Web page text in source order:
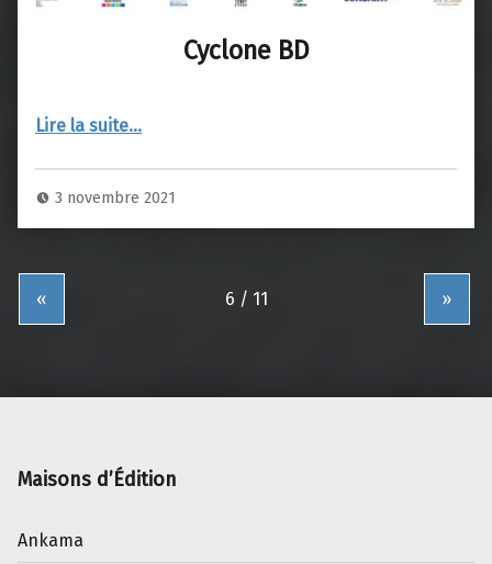
Cyclone BD
Lire la suite…
3 novembre 2021
« »
Maisons d’Édition
Ankama